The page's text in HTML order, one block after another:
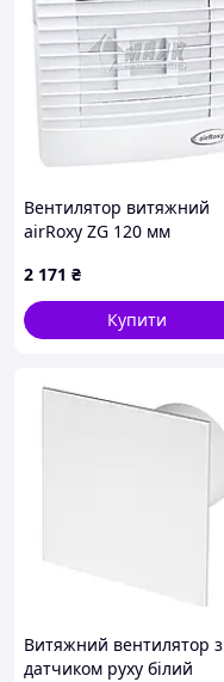
Вентилятор витяжний
airRoxy ZG 120 мм
2 171 ₴
Купити
Витяжний вентилятор з
датчиком руху білий